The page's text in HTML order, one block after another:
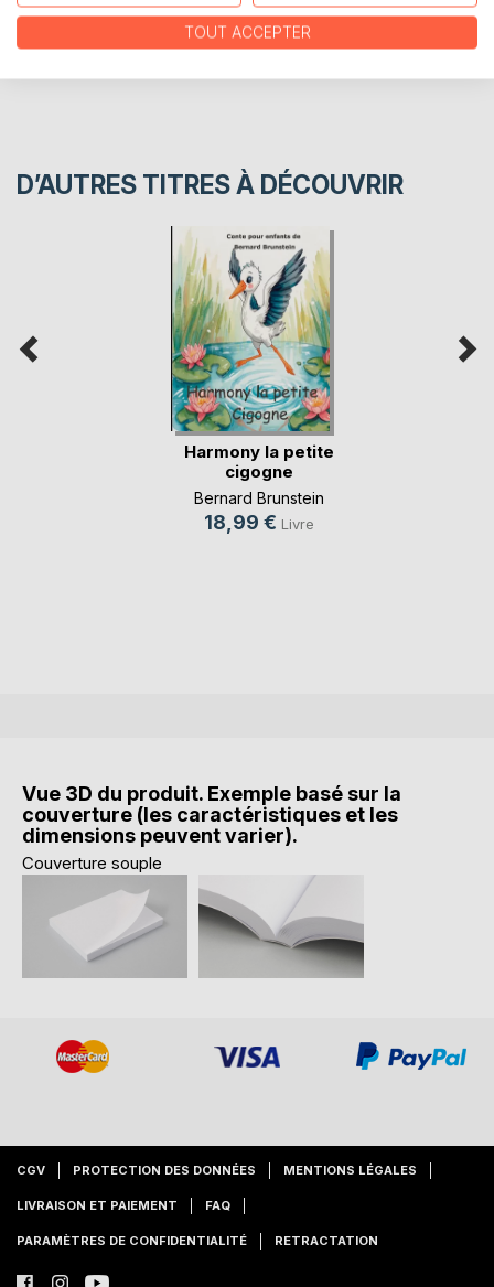
D’AUTRES TITRES À DÉCOUVRIR
Harmony la petite
cigogne
Bernard Brunstein
18,99 € Livre
Vue 3D du produit. Exemple basé sur la
couverture (les caractéristiques et les
dimensions peuvent varier).
Couverture souple
CGV PROTECTION DES DONNÉES MENTIONS LÉGALES
LIVRAISON ET PAIEMENT FAQ
PARAMÈTRES DE CONFIDENTIALITÉ RETRACTATION
TOUT ACCEPTER